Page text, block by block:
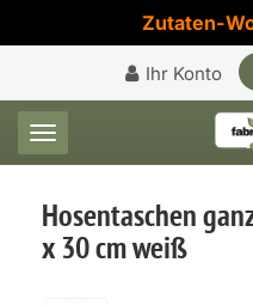
Zutaten-
Ihr Konto
Toggle navigation
Hosentaschen
x 30 cm weiß